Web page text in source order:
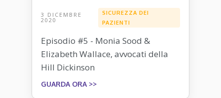
3 DICEMBRE
2020
SICUREZZA DEI
PAZIENTI
Episodio #5 - Monia Sood &
Elizabeth Wallace, avvocati della
Hill Dickinson
GUARDA ORA >>